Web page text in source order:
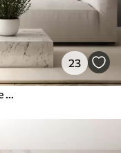
23